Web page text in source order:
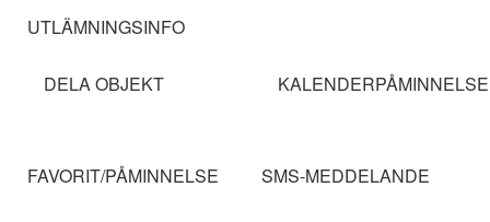
UTLÄMNINGSINFO
DELA OBJEKT KALENDERPÅMINNELSE
FAVORIT/PÅMINNELSE SMS-MEDDELANDE